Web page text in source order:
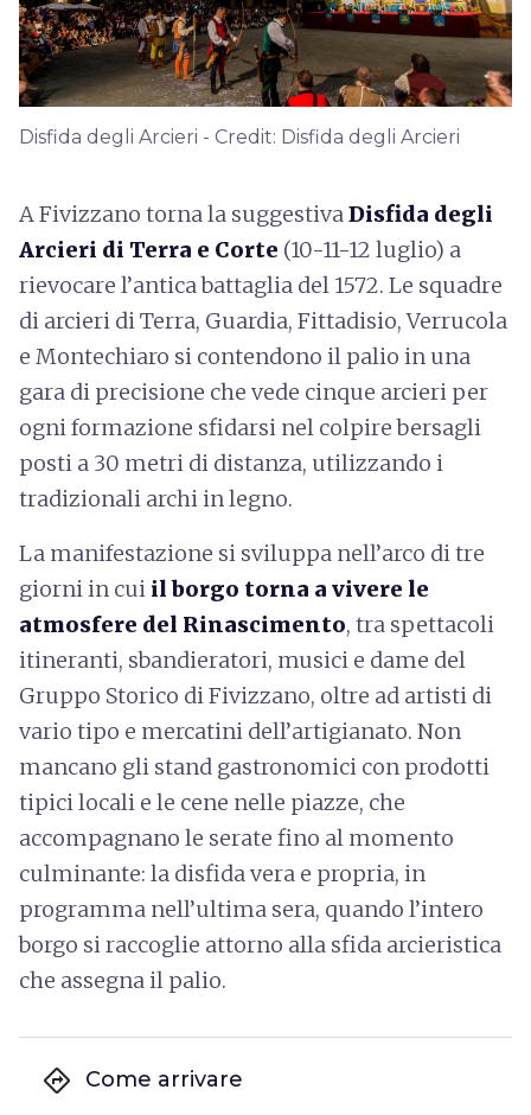
Disfida degli Arcieri - Credit: Disfida degli Arcieri
A Fivizzano torna la suggestivaDisfida degli
Arcieri di Terra e Corte (10-11-12 luglio) a
rievocare l’antica battaglia del 1572. Le squadre
di arcieri di Terra, Guardia, Fittadisio, Verrucola
e Montechiaro si contendono il palio in una
gara di precisione che vede cinque arcieri per
ogni formazione sfidarsi nel colpire bersagli
posti a 30 metri di distanza, utilizzando i
tradizionali archi in legno.
La manifestazione si sviluppa nell’arco di tre
giorni in cui il borgo torna a vivere le
atmosfere del Rinascimento, tra spettacoli
itineranti, sbandieratori, musici e dame del
Gruppo Storico di Fivizzano, oltre ad artisti di
vario tipo e mercatini dell’artigianato. Non
mancano gli stand gastronomici con prodotti
tipici locali e le cene nelle piazze, che
accompagnano le serate fino al momento
culminante: la disfida vera e propria, in
programma nell’ultima sera, quando l’intero
borgo si raccoglie attorno alla sfida arcieristica
che assegna il palio.
directions Come arrivare